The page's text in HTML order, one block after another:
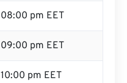
08:00 pm EET
09:00 pm EET
10:00 pm EET